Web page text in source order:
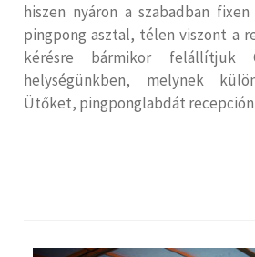
hiszen nyáron a szabadban
pingpong asztal, télen viszont a
kérésre bármikor felállítjuk
helységünkben, melynek
Ütőket, pingponglabdát